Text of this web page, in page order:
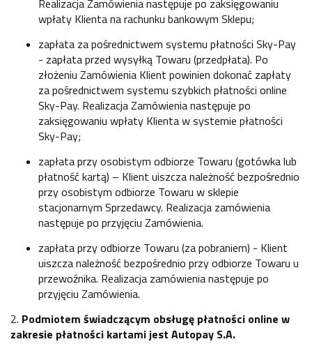
wpłaty Klienta na rachunku bankowym Sklepu;
zapłata za pośrednictwem systemu płatności Sky-Pay
- zapłata przed wysyłką Towaru (przedpłata). Po
złożeniu Zamówienia Klient powinien dokonać zapłaty
za pośrednictwem systemu szybkich płatności online
Sky-Pay. Realizacja Zamówienia następuje po
zaksięgowaniu wpłaty Klienta w systemie płatności
Sky-Pay;
zapłata przy osobistym odbiorze Towaru (gotówka lub
płatność kartą) – Klient uiszcza należność bezpośrednio
przy osobistym odbiorze Towaru w sklepie
stacjonarnym Sprzedawcy. Realizacja zamówienia
następuje po przyjęciu Zamówienia.
zapłata przy odbiorze Towaru (za pobraniem) - Klient
uiszcza należność bezpośrednio przy odbiorze Towaru u
przewoźnika. Realizacja zamówienia następuje po
przyjęciu Zamówienia.
2. Podmiotem świadczącym obsługę płatności online w
zakresie płatności kartami jest Autopay S.A.